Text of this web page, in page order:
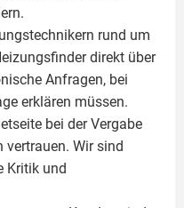
rund um
direkt über
Anfragen, bei
erklären müssen.
bei der Vergabe
vertrauen. Wir sind
Kritik und